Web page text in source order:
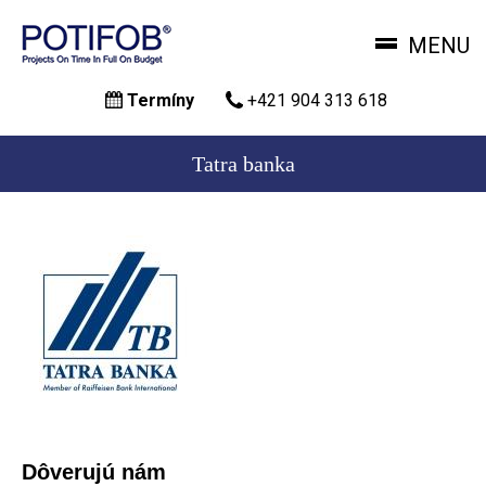
hlavný
MENU
Termíny +421 904 313 618
Tatra banka
Dôverujú nám